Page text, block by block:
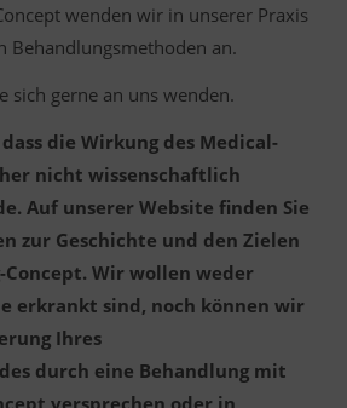
wenden wir in unserer Praxis
Behandlungsmethoden an.
sich gerne an uns wenden.
die Wirkung des Medical-
nicht wissenschaftlich
Auf unserer Website finden Sie
zur Geschichte und den Zielen
Concept. Wir wollen weder
erkrankt sind, noch können wir
Ihres
durch eine Behandlung mit
versprechen oder in